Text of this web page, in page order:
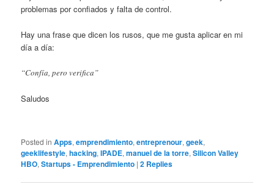
problemas por confiados y falta de control.
Hay una frase que dicen los rusos, que me gusta aplicar en mi
día a día:
“Confía, pero verifica”
Saludos
Posted in Apps,emprendimiento,entreprenour,geek,
geeklifestyle,hacking,IPADE,manuel de la torre,Silicon Valley
HBO,Startups - Emprendimiento |2 Replies